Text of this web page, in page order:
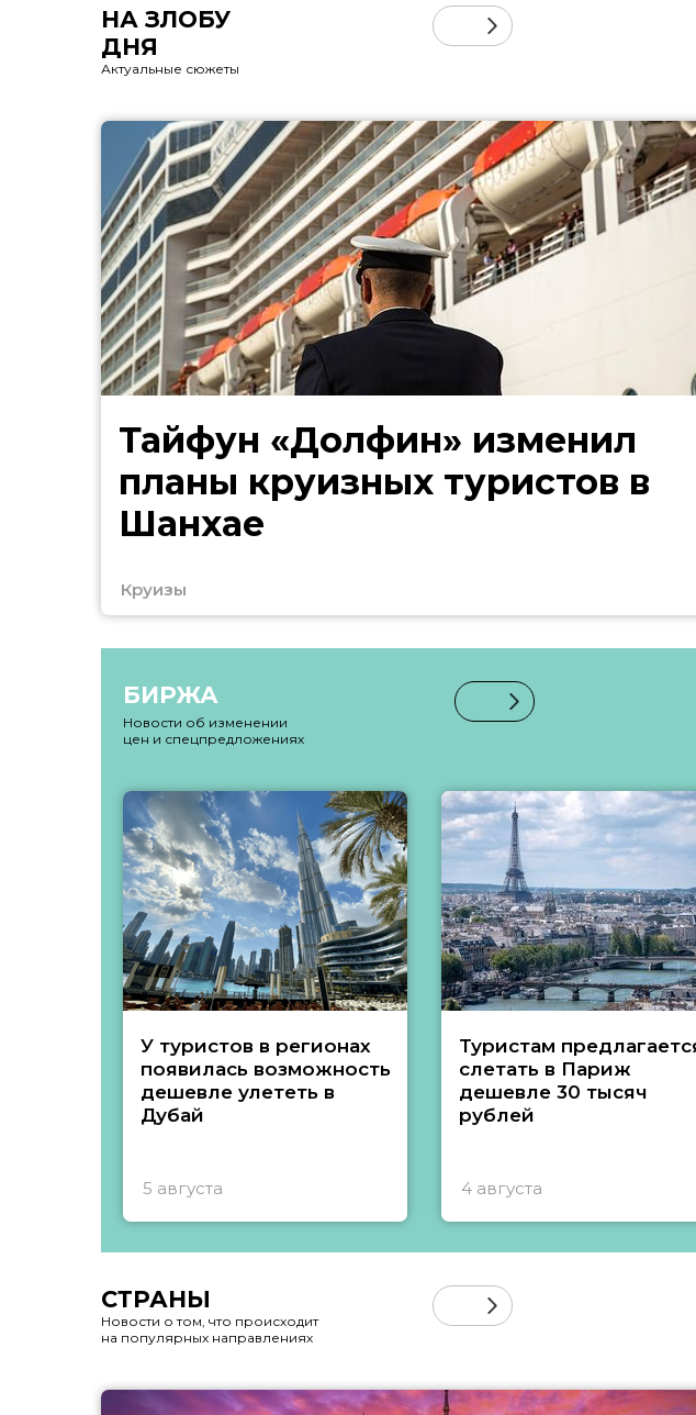
НА ЗЛОБУ
ДНЯ
Актуальные сюжеты
Тайфун «Долфин» изменил
планы круизных туристов в
Шанхае
Круизы
БИРЖА
Новости об изменении
цен и спецпредложениях
У туристов в регионах
появилась возможность
дешевле улететь в
Дубай
5 августа
Туристам
слетать в Париж
дешевле 30 тысяч
рублей
4 августа
СТРАНЫ
Новости о том, что происходит
на популярных направлениях